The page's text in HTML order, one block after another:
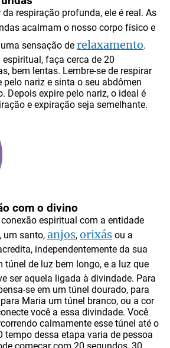
respiração profunda, ele é real. As
acalmam o nosso corpo físico e
sensação de relaxamento.
faça cerca de 20
bem lentas. Lembre-se de respirar
pelo nariz e sinta o seu abdômen
Depois expire pelo nariz, o ideal é
e expiração seja semelhante.
com o divino
espiritual com a entidade
um santo, anjos, orixás ou a
independentemente da sua
túnel de luz bem longo, e a luz que
ser aquela ligada à divindade. Para
se em um túnel dourado, para
Maria um túnel branco, ou a cor
você a essa divindade. Você
calmamente esse túnel até o
tempo dessa etapa varia de pessoa
começar com 20 segundos, 30